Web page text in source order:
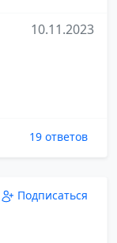
10.11.2023
19 ответов
Подписаться